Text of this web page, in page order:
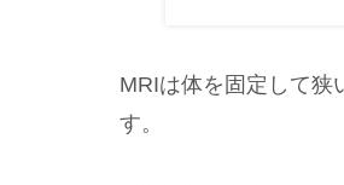
MRIは体を固定して狭
す。